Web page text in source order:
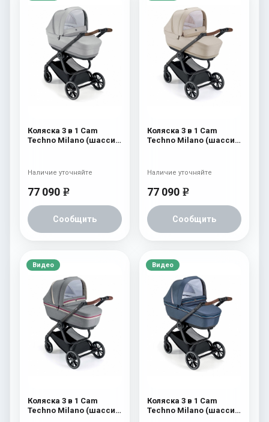
Коляска 3 в 1 Cam
Techno Milano (шасси
77 090 e
Сообщить
Наличие уточняйте
Коляска 3 в 1 Cam
Techno Milano (шасси
77 090 e
Сообщить
Наличие уточняйте
Видео
Коляска 3 в 1 Cam
Techno Milano (шасси
Видео
Коляска 3 в 1 Cam
Techno Milano (шасси